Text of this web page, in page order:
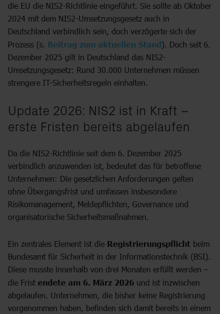
die EU die NIS2-Richtlinie eingeführt. Sie sollte ab Oktober
2024 mit dem NIS2-Umsetzungsgesetz auch in
Deutschland verbindlich sein, doch verzögerte sich der
Prozess (s. Beitrag zum aktuellen Stand). Doch seit 6.
Dezember 2025 gilt in Deutschland das NIS2-
Umsetzungsgesetz: Rund 30.000 Unternehmen müssen
strengere IT-Sicherheitsregeln einhalten.
Update 2026: NIS2 ist in Kraft –
erste Fristen bereits abgelaufen
Da die NIS2-Richtlinie seit dem 6. Dezember 2025
verbindlich anzuwenden ist, bedeutet das für betroffene
Unternehmen: Die gesetzlichen Anforderungen gelten
ohne Übergangsfrist und umfassen insbesondere
Risikomanagement, Meldepflichten, Governance und
organisatorische Sicherheitsmaßnahmen.
Ein zentrales Element ist die Registrierungspflicht beim
Bundesamt für Sicherheit in der Informationstechnik (BSI).
Diese musste innerhalb von drei Monaten erfüllt werden –
die Frist endete am 6. März 2026 und ist inzwischen
abgelaufen. Unternehmen, die bisher keine Registrierung
vorgenommen haben, befinden sich damit bereits in einem